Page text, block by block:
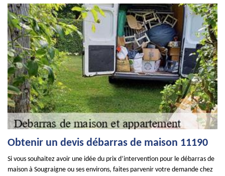
Obtenir un devis débarras de maison 11190
Si vous souhaitez avoir une idée du prix d’intervention pour le débarras de
maison à Sougraigne ou ses environs, faites parvenir votre demande chez